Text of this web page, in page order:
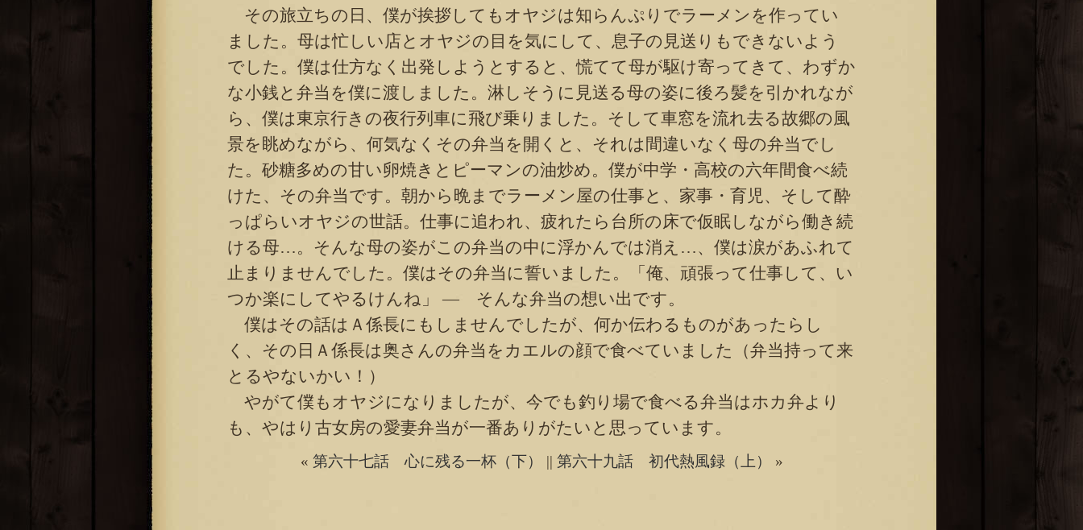
その旅立ちの日、僕が挨拶してもオヤジは知らんぷりでラーメンを作ってい
ました。母は忙しい店とオヤジの目を気にして、息子の見送りもできないよう
でした。僕は仕方なく出発しようとすると、慌てて母が駆け寄ってきて、わずか
な小銭と弁当を僕に渡しました。淋しそうに見送る母の姿に後ろ髪を引かれなが
ら、僕は東京行きの夜行列車に飛び乗りました。そして車窓を流れ去る故郷の風
景を眺めながら、何気なくその弁当を開くと、それは間違いなく母の弁当でし
た。砂糖多めの甘い卵焼きとピーマンの油炒め。僕が中学・高校の六年間食べ続
けた、その弁当です。朝から晩までラーメン屋の仕事と、家事・育児、そして酔
っぱらいオヤジの世話。仕事に追われ、疲れたら台所の床で仮眠しながら働き続
ける母…。そんな母の姿がこの弁当の中に浮かんでは消え…、僕は涙があふれて
止まりませんでした。僕はその弁当に誓いました。「俺、頑張って仕事して、い
つか楽にしてやるけんね」 ― そんな弁当の想い出です。
僕はその話はＡ係長にもしませんでしたが、何か伝わるものがあったらし
く、その日Ａ係長は奥さんの弁当をカエルの顔で食べていました（弁当持って来
とるやないかい！）
やがて僕もオヤジになりましたが、今でも釣り場で食べる弁当はホカ弁より
も、やはり古女房の愛妻弁当が一番ありがたいと思っています。
« 第六十七話 心に残る一杯（下） || 第六十九話 初代熱風録（上） »